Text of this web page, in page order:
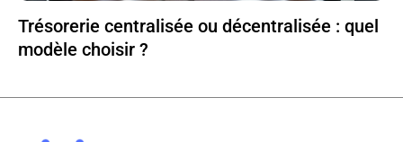
Trésorerie centralisée ou décentralisée : quel
modèle choisir ?